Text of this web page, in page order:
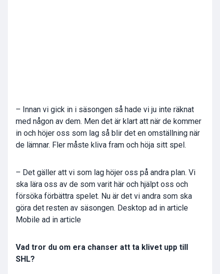
– Innan vi gick in i säsongen så hade vi ju inte räknat
med någon av dem. Men det är klart att när de kommer
in och höjer oss som lag så blir det en omställning när
de lämnar. Fler måste kliva fram och höja sitt spel.
– Det gäller att vi som lag höjer oss på andra plan. Vi
ska lära oss av de som varit här och hjälpt oss och
försöka förbättra spelet. Nu är det vi andra som ska
göra det resten av säsongen. Desktop ad in article
Mobile ad in article
Vad tror du om era chanser att ta klivet upp till
SHL?